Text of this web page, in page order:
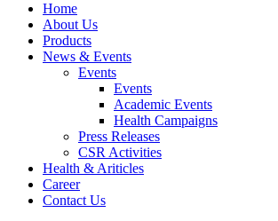
Home
About Us
Products
News & Events
Events
Events
Academic Events
Health Campaigns
Press Releases
CSR Activities
Health & Ariticles
Career
Contact Us